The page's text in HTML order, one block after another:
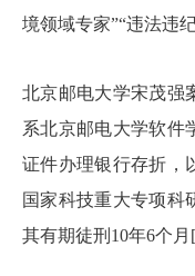
境领域专家”“违法违
北京邮电大学宋茂强
系北京邮电大学软件
证件办理银行存折，
国家科技重大专项科
其有期徒刑10年6个月